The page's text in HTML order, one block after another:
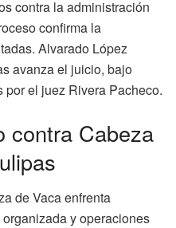
contra la administración
confirma la
Alvarado López
avanza el juicio, bajo
el juez Rivera Pacheco.
contra Cabeza
de Vaca enfrenta
y operaciones